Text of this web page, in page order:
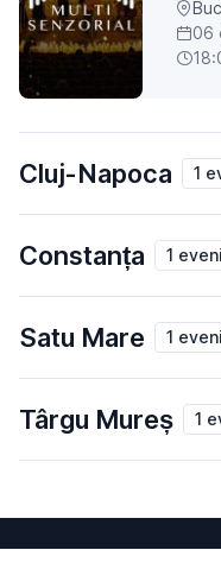
06
Cluj-Napoca 1
Constanța 1
Satu Mare 1
Târgu Mureș 1